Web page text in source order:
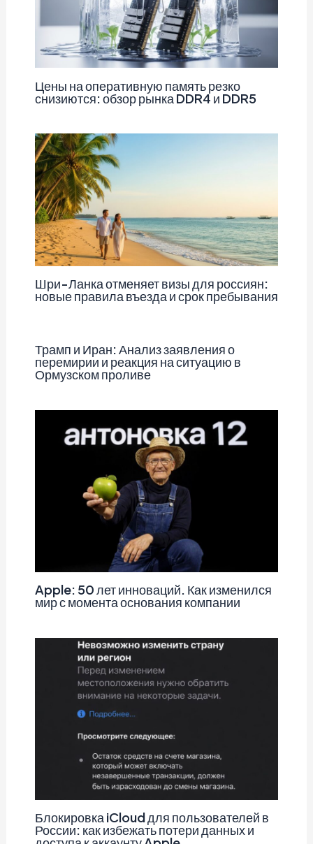
Цены на оперативную память резко
снизиются: обзор рынка DDR4 и DDR5
Шри-Ланка отменяет визы для россиян:
новые правила въезда и срок пребывания
Трамп и Иран: Анализ заявления о
перемирии и реакция на ситуацию в
Ормузском проливе
Apple: 50 лет инноваций. Как изменился
мир с момента основания компании
Блокировка iCloud для пользователей в
России: как избежать потери данных и